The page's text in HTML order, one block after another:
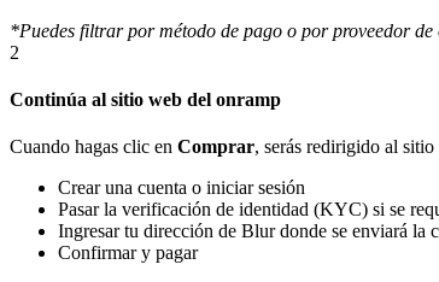
*Puedes filtrar por método de pago o por proveedor
2
Continúa al sitio web del onramp
Cuando hagas clic en Comprar, serás redirigido al
Crear una cuenta o iniciar sesión
Pasar la verificación de identidad (KYC) si se
Ingresar tu dirección de Blur donde se enviará la
Confirmar y pagar